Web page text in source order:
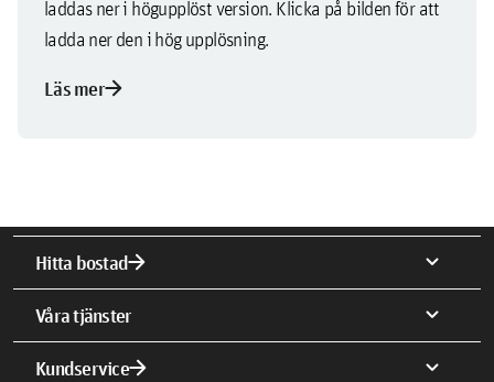
laddas ner i högupplöst version. Klicka på bilden för att
ladda ner den i hög upplösning.
Läs merarrow_forward
Hitta bostadarrow_forward expand_more
Våra tjänster expand_more
Kundservicearrow_forward expand_more